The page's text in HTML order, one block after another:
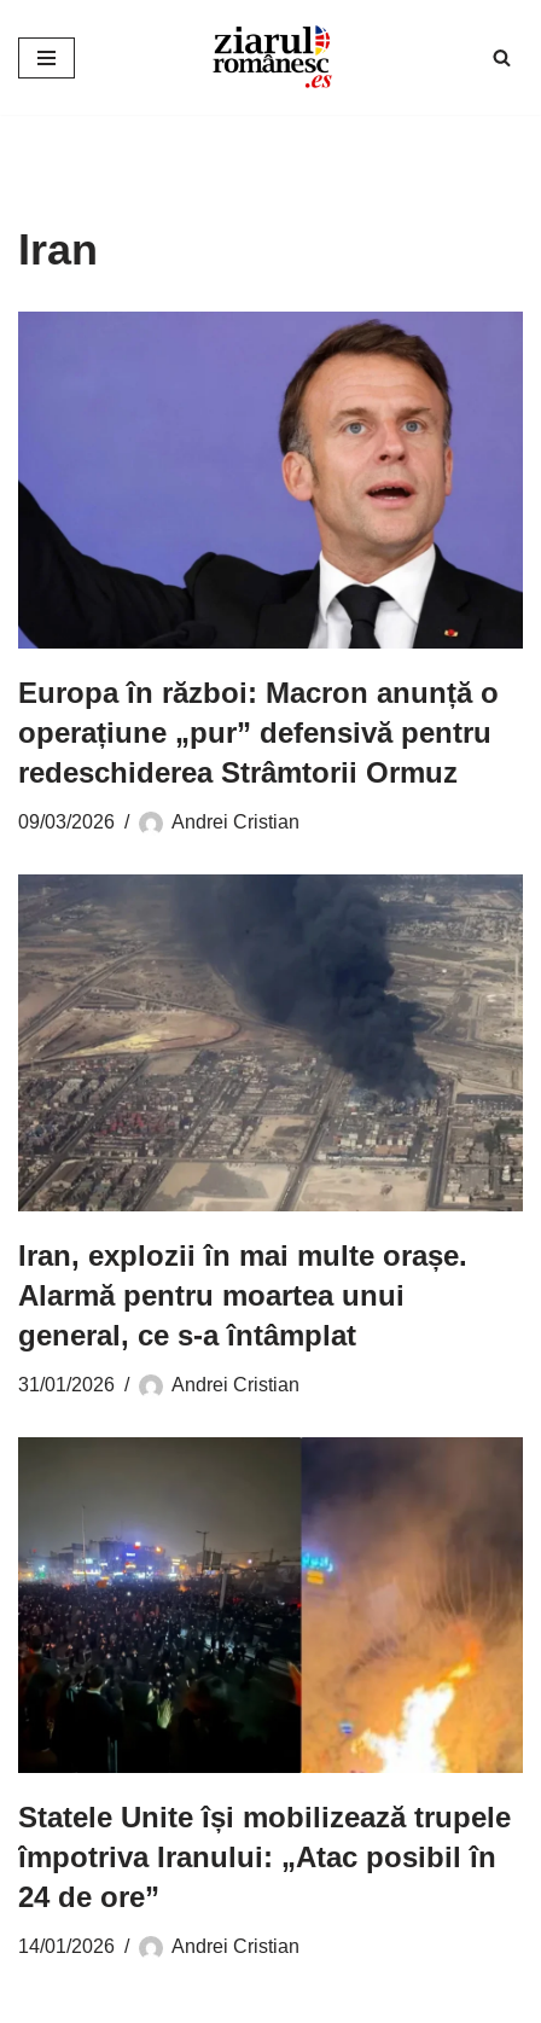
Sari
Iran
Europa în război: Macron anunță o
operațiune „pur” defensivă pentru
redeschiderea Strâmtorii Ormuz
09/03/2026 Andrei Cristian
Iran, explozii în mai multe orașe.
Alarmă pentru moartea unui
general, ce s-a întâmplat
31/01/2026 Andrei Cristian
Statele Unite își mobilizează trupele
împotriva Iranului: „Atac posibil în
24 de ore”
14/01/2026 Andrei Cristian